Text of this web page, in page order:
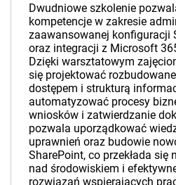
Dwudniowe szkolenie
kompetencje w zakresie
zaawansowanej konfiguracji
oraz integracji z Microsoft
Dzięki warsztatowym
się projektować
dostępem i strukturą
automatyzować procesy
wniosków i zatwierdzanie
pozwala uporządkować
uprawnień oraz budowie
SharePoint, co przekłada się
nad środowiskiem i
rozwiązań wspierających